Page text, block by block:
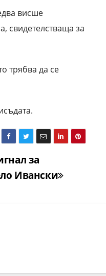
висше
свидетелстваща за
трябва да се
за
Ивански